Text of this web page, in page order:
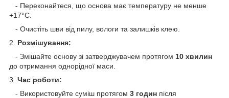
- Переконайтеся, що основа має температуру не менше
+17°С.
- Очистіть шви від пилу, вологи та залишків клею.
2.
Розмішування:
- Змішайте основу зі затверджувачем протягом 10 хвилин
до отримання однорідної маси.
3. Час роботи:
- Використовуйте суміш протягом 3 годин після